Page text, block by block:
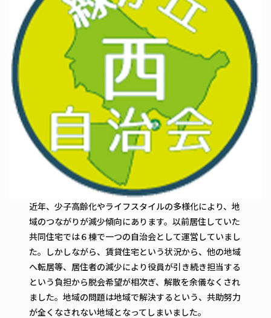
近年、少子高齢化やライフスタイルの多様化により、地
域のつながりが減少傾向にあります。以前居住していた
共同住宅では６棟で一つの自治会として運営していまし
た。しかしながら、賃貸住宅という状況から、他の地域
へ転居等、居住者の減少により役員が引き続き担当する
という負担から脱会希望が相次ぎ、解散を余儀なくされ
ました。地域の問題は地域で解決するという、共助努力
が全くなされない地域となってしまいました。